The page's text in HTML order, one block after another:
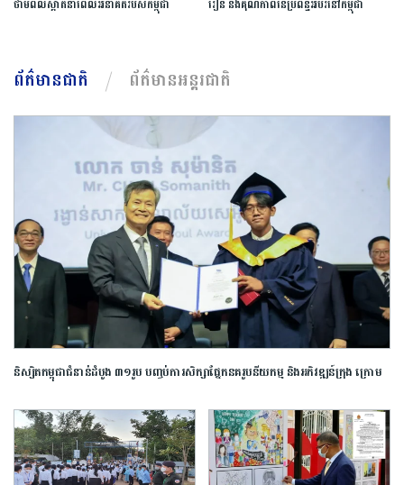
ថាមពល​ស្អាត​នា​ពេល​អនាគត​របស់​កម្ពុជា​
រៀន​ ​និង​គុណភាព​នៃ​ប្រព័ន្ធ​អប់រំ​នៅ​កម្ពុជា​
ព័ត៌មានជាតិ ព័ត៌មានអន្តរជាតិ
និស្សិត​កម្ពុជា​ជំនាន់​ដំបូង​ ​៣១​រូប​ ​បញ្ចប់​ការ​សិក្សា​ផ្នែក​នគរូបនីយកម្ម ​និង​អភិវឌ្ឍន៍​ក្រុង​ ក្រោម​